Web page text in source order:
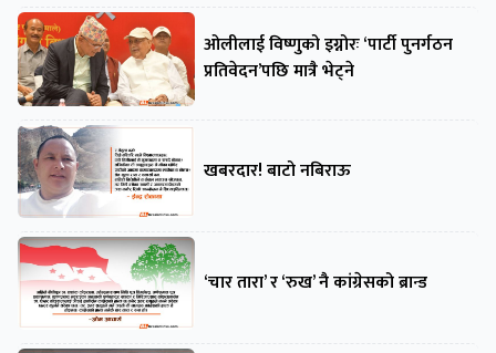
ओलीलाई विष्णुको इग्नोरः ‘पार्टी पुनर्गठन
प्रतिवेदन’पछि मात्रै भेट्ने
खबरदार! बाटो नबिराऊ
‘चार तारा’ र ‘रुख’ नै कांग्रेसको ब्रान्ड